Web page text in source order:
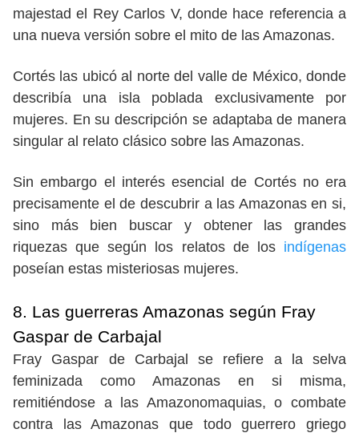
majestad el Rey Carlos V, donde hace referencia a
una nueva versión sobre el mito de las Amazonas.
Cortés las ubicó al norte del valle de México, donde
describía una isla poblada exclusivamente por
mujeres. En su descripción se adaptaba de manera
singular al relato clásico sobre las Amazonas.
Sin embargo el interés esencial de Cortés no era
precisamente el de descubrir a las Amazonas en si,
sino más bien buscar y obtener las grandes
riquezas que según los relatos de los indígenas
poseían estas misteriosas mujeres.
8. Las guerreras Amazonas según Fray
Gaspar de Carbajal
Fray Gaspar de Carbajal se refiere a la selva
feminizada como Amazonas en si misma,
remitiéndose a las Amazonomaquias, o combate
contra las Amazonas que todo guerrero griego